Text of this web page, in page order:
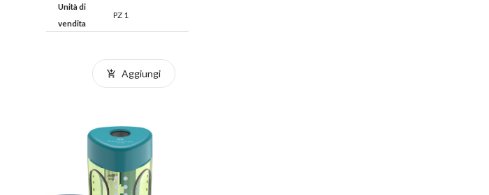
Unità di
vendita
PZ 1
Aggiungi